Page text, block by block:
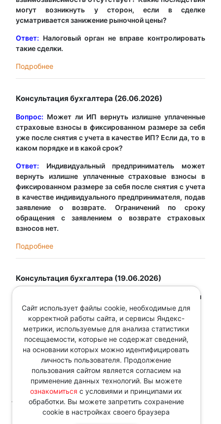
могут возникнуть у сторон, если в сделке
усматривается занижение рыночной цены?
Ответ: Налоговый орган не вправе контролировать
такие сделки.
Подробнее
Консультация бухгалтера (26.06.2026)
Вопрос: Может ли ИП вернуть излишне уплаченные
страховые взносы в фиксированном размере за себя
уже после снятия с учета в качестве ИП? Если да, то в
каком порядке и в какой срок?
Ответ: Индивидуальный предприниматель может
вернуть излишне уплаченные страховые взносы в
фиксированном размере за себя после снятия с учета
в качестве индивидуального предпринимателя, подав
заявление о возврате. Ограничений по сроку
обращения с заявлением о возврате страховых
взносов нет.
Подробнее
Консультация бухгалтера (19.06.2026)
Какие реквизиты транспортной накладной (и
ЭТН) обязательны для признания расходов в
налоговом учете и принятия к вычету НДС?
Ответ:
Чтобы признать расходы в целях
налогообложения прибыли и принять к вычету НДС, в
транспортной накладной должны быть заполнены
Подробнее
< Предыдущая1 2 3 4 5 6 7 Следующая >
Сайт использует файлы cookie, необходимые для
корректной работы сайта, и сервисы Яндекс-
метрики, используемые для анализа статистики
посещаемости, которые не содержат сведений,
на основании которых можно идентифицировать
личность пользователя. Продолжение
пользования сайтом является согласием на
применение данных технологий. Вы можете
ознакомиться с условиями и принципами их
обработки. Вы можете запретить сохранение
cookie в настройках своего браузера